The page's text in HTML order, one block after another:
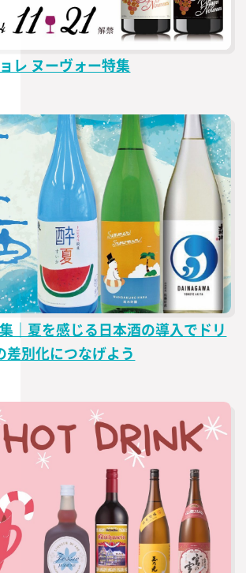
レ ヌーヴォー特集
｜夏を感じる日本酒の導入でドリ
差別化につなげよう